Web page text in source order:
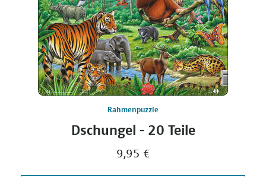
Rahmenpuzzle
Dschungel - 20 Teile
9,95 €